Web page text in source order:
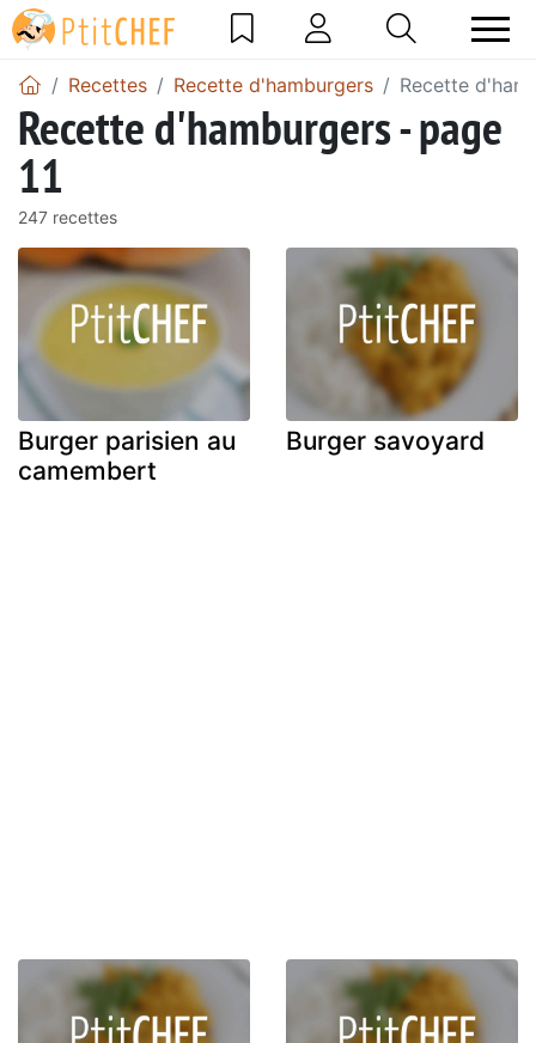
Recettes Recette d'hamburgers Recette
Recette d'hamburgers - page
11
247 recettes
Burger parisien au
camembert
Burger savoyard